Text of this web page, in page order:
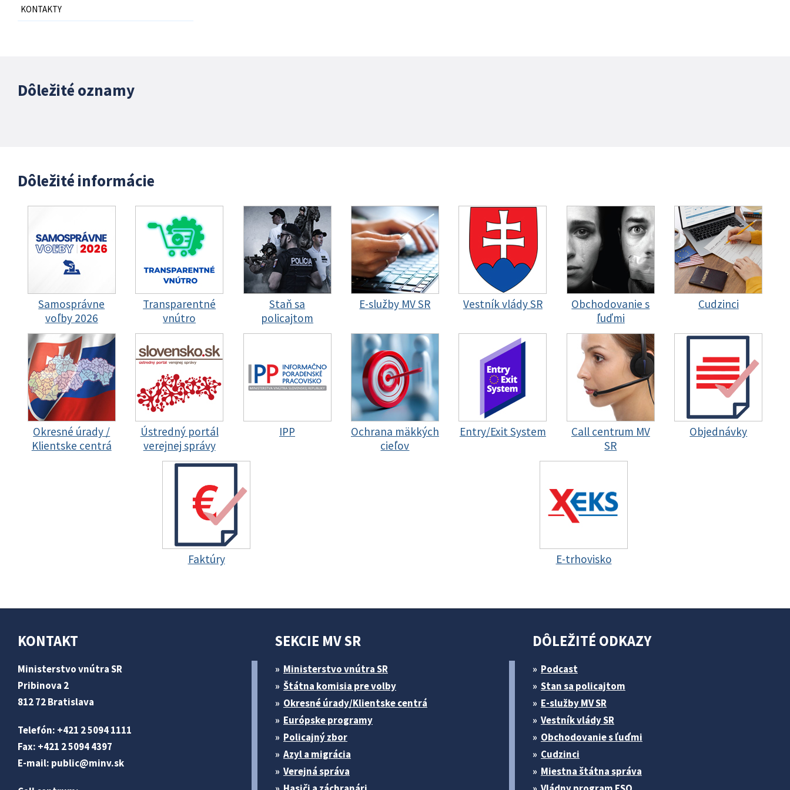
KONTAKTY
Dôležité oznamy
Dôležité informácie
Samosprávne
voľby 2026
Transparentné
vnútro
Staň sa
policajtom
E-služby MV SR Vestník vlády SR
Obchodovanie s
ľuďmi
Cudzinci
Okresné úrady /
Klientske centrá
Ústredný portál
verejnej správy
IPP
Ochrana mäkkých
cieľov
Entry/Exit System
Call centrum MV
SR
Objednávky
Faktúry E-trhovisko
KONTAKT
Ministerstvo vnútra SR
Pribinova 2
812 72 Bratislava
Telefón: +421 2 5094 1111
Fax: +421 2 5094 4397
E-mail: public@minv.sk
SEKCIE MV SR
Ministerstvo vnútra SR
Štátna komisia pre volby
Okresné úrady/Klientske centrá
Európske programy
Policajný zbor
Azyl a migrácia
Verejná správa
DÔLEŽITÉ ODKAZY
Podcast
Stan sa policajtom
E-služby MV SR
Vestník vlády SR
Obchodovanie s ľuďmi
Cudzinci
Miestna štátna správa